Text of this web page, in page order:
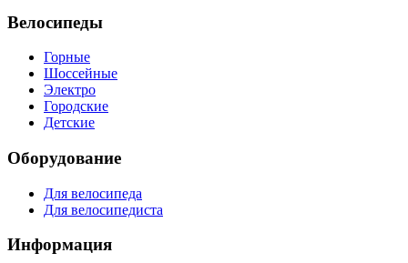
Велосипеды
Горные
Шоссейные
Электро
Городские
Детские
Оборудование
Для велосипеда
Для велосипедиста
Информация